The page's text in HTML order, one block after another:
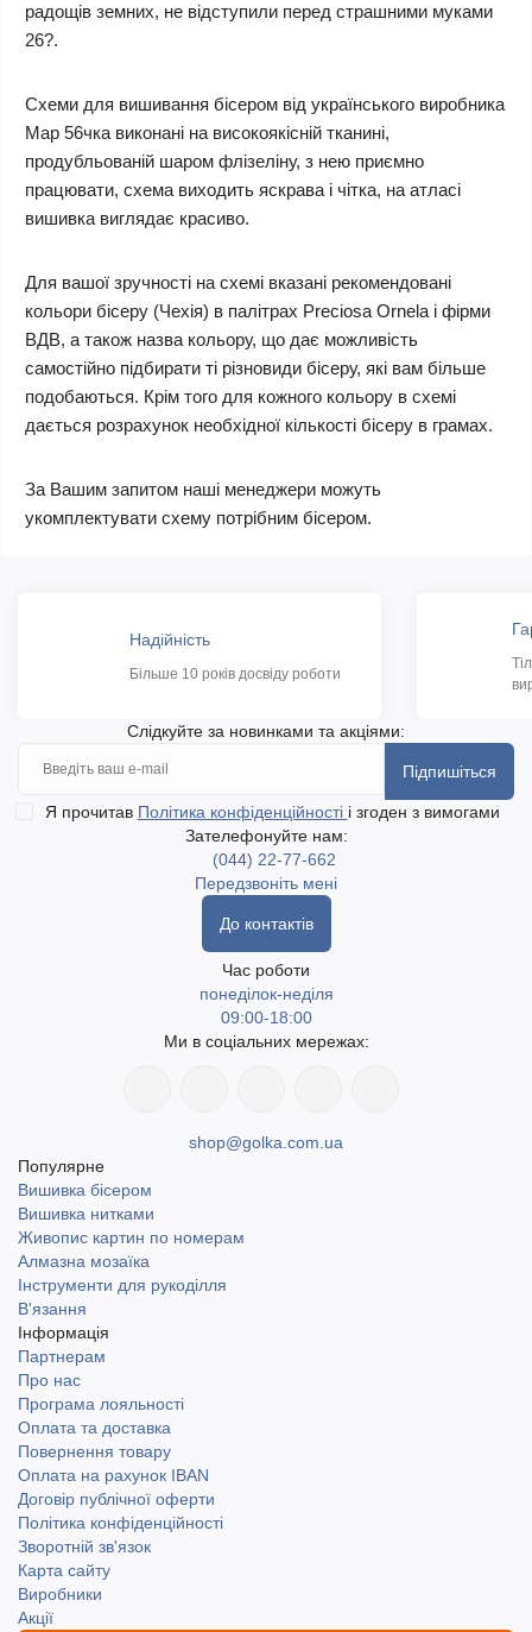
радощів земних, не відступили перед страшними муками
26?.
Схеми для вишивання бісером від українського виробника
Мар 56чка виконані на високоякісній тканині,
продубльованій шаром флізеліну, з нею приємно
працювати, схема виходить яскрава і чітка, на атласі
вишивка виглядає красиво.
Для вашої зручності на схемі вказані рекомендовані
кольори бісеру (Чехія) в палітрах Preciosa Ornela і фірми
ВДВ, а також назва кольору, що дає можливість
самостійно підбирати ті різновиди бісеру, які вам більше
подобаються. Крім того для кожного кольору в схемі
дається розрахунок необхідної кількості бісеру в грамах.
За Вашим запитом наші менеджери можуть
укомплектувати схему потрібним бісером.
Надійність
Більше 10 років досвіду роботи
Слідкуйте за новинками та акціями:
Підпишіться
Я прочитав Політика конфіденційності і згоден з вимогами
Зателефонуйте нам:
(044) 22-77-662
Передзвоніть мені
До контактів
Час роботи
понеділок-неділя
09:00-18:00
Ми в соціальних мережах:
shop@golka.com.ua
Популярне
Вишивка бісером
Вишивка нитками
Живопис картин по номерам
Алмазна мозаїка
Інструменти для рукоділля
В'язання
Інформація
Партнерам
Про нас
Програма лояльності
Оплата та доставка
Повернення товару
Оплата на рахунок IBAN
Договір публічної оферти
Політика конфіденційності
Зворотній зв'язок
Карта сайту
Виробники
Акції